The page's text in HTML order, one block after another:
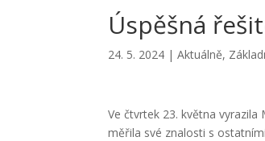
Úspěšná
24. 5. 2024 |Aktuálně,
Ve čtvrtek 23. května
měřila své znalosti s